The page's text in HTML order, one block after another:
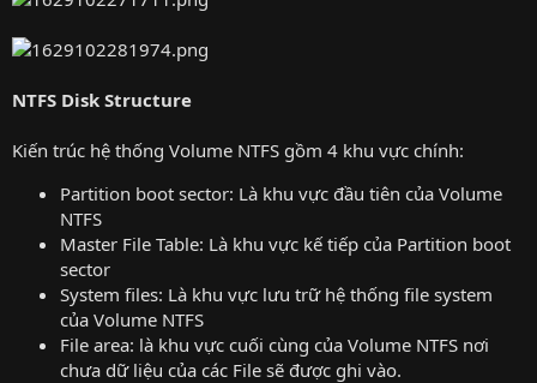
NTFS Disk Structure
Kiến trúc hệ thống Volume NTFS gồm 4 khu vực chính:
Partition boot sector: Là khu vực đầu tiên của Volume
NTFS
Master File Table: Là khu vực kế tiếp của Partition boot
sector
System files: Là khu vực lưu trữ hệ thống file system
của Volume NTFS
File area: là khu vực cuối cùng của Volume NTFS nơi
chưa dữ liệu của các File sẽ được ghi vào.